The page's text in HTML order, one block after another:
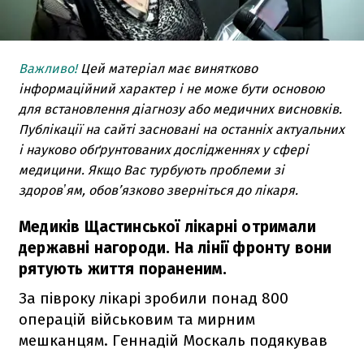
Важливо! Цей матеріал має винятково
інформаційний характер і не може бути основою
для встановлення діагнозу або медичних висновків.
Публікації на сайті засновані на останніх актуальних
і науково обґрунтованих дослідженнях у сфері
медицини. Якщо Вас турбують проблеми зі
здоровʼям, обов’язково зверніться до лікаря.
Медиків Щастинської лікарні отримали
державні нагороди. На лінії фронту вони
рятують життя пораненим.
За півроку лікарі зробили понад 800
операцій військовим та мирним
мешканцям. Геннадій Москаль подякував